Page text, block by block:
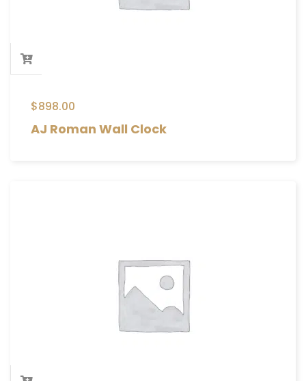
$898.00
AJ Roman Wall Clock